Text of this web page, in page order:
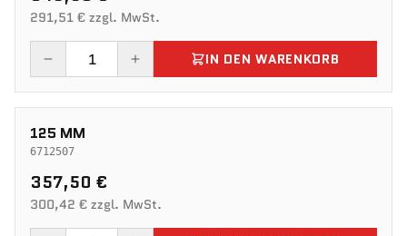
291,51 € zzgl. MwSt.
IN DEN WARENKORB
125 MM
6712507
357,50 €
300,42 € zzgl. MwSt.